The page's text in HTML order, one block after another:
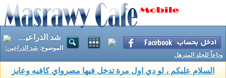
شد الذراعين: وداعاً للجلد المترهل
الموضوع: شد الذراعين:
وداعاً للجلد المترهل
السلام عليكم ، لو دي اول مرة تدخل فيها مصرواي كافيه وعايز